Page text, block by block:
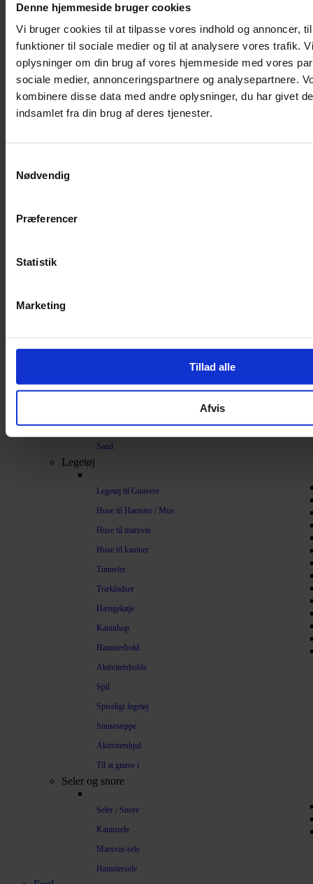
Denne hjemmeside bruger cookies
Vi bruger cookies til at tilpasse vores indhold og annoncer,
funktioner til sociale medier og til at analysere vores trafik.
oplysninger om din brug af vores hjemmeside med vores
sociale medier, annonceringspartnere og analysepartnere.
kombinere disse data med andre oplysninger, du har givet
indsamlet fra din brug af deres tjenester.
Nødvendig
Præferencer
Statistik
Marketing
Tillad alle
Afvis
Kaninbur
Rottebur
Marsvinebur
Løbegård
Overdækning løbegård
Indretning til bure
Bark
Spelt
Vat
Sand
Legetøj
Legetøj til Gnavere
Huse til Hamster / Mus
Huse til marsvin
Huse til kaniner
Tunneler
Træklodser
Hængekøje
Kaninhop
Hamsterbold
Aktivitetsbolde
Spil
Spiseligt legetøj
Snusetæppe
Aktivitetshjul
Til at gnave i
Seler og snore
Seler / Snore
Kaninsele
Marsvin-sele
Hamstersele